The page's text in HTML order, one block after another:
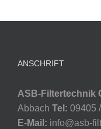
ANSCHRIFT
ASB-Filtertechnik
Abbach Tel: 09405
E-Mail: info@asb-